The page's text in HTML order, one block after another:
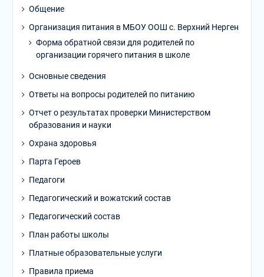
Общение
Организация питания в МБОУ ООШ с. Верхний Нерген
Форма обратной связи для родителей по
организации горячего питания в школе
Основные сведения
Ответы на вопросы родителей по питанию
Отчет о результатах проверки Министерством
образования и науки
Охрана здоровья
Парта Героев
Педагоги
Педагогический и вожатский состав
Педагогический состав
План работы школы
Платные образовательные услуги
Правила приема